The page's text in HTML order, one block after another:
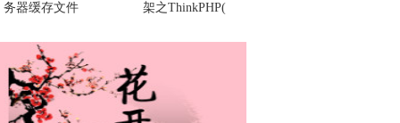
务器缓存文件 架之ThinkPHP(